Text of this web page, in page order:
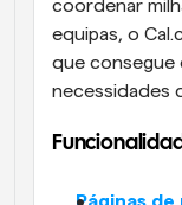
coordenar
equipas, o
que consegue
necessidades